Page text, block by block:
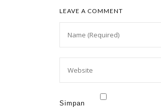
LEAVE A COMMENT
Simpan